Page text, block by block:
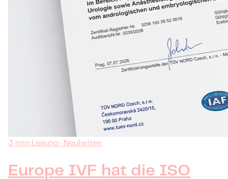
3 min Lesung · Neuheiten
Europe IVF hat die ISO